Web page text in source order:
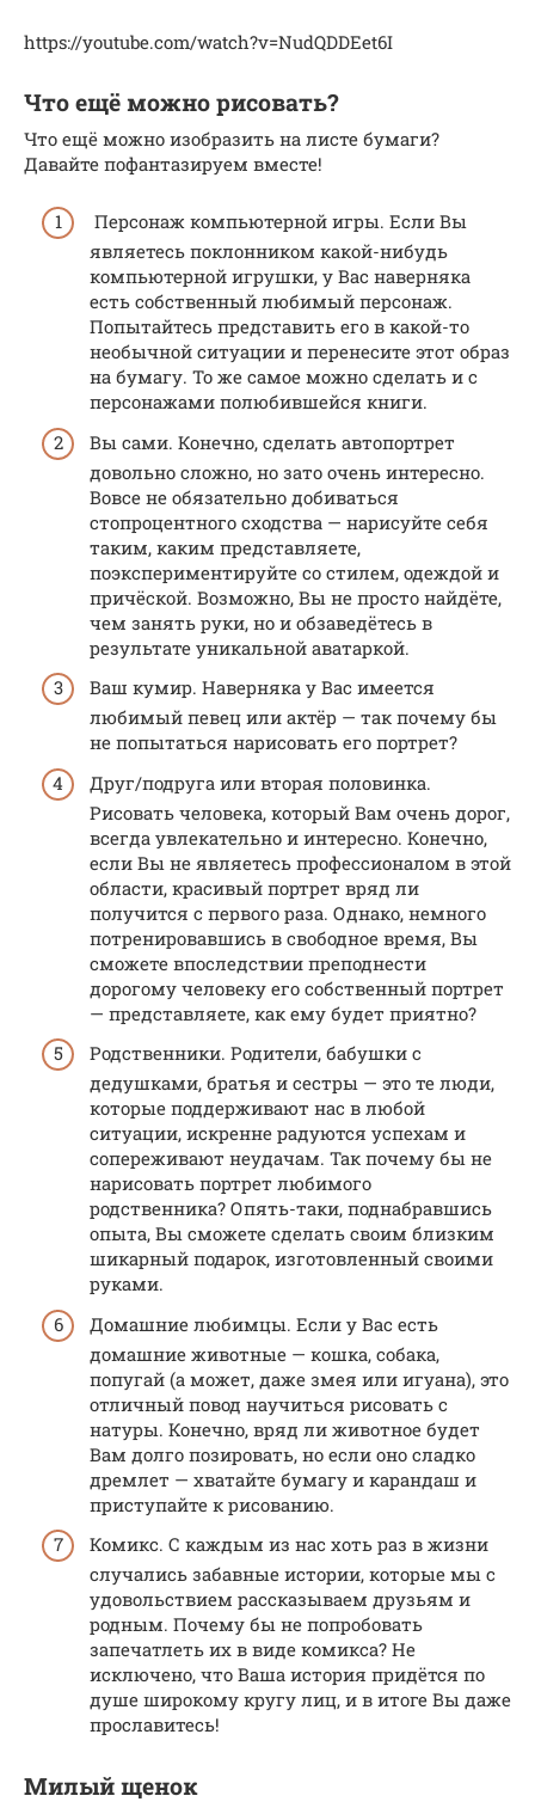
https://youtube.com/watch?v=NudQDDEet6I
Что ещё можно рисовать?
Что ещё можно изобразить на листе бумаги?
Давайте пофантазируем вместе!
Персонаж компьютерной игры. Если Вы
являетесь поклонником какой-нибудь
компьютерной игрушки, у Вас наверняка
есть собственный любимый персонаж.
Попытайтесь представить его в какой-то
необычной ситуации и перенесите этот образ
на бумагу. То же самое можно сделать и с
персонажами полюбившейся книги.
Вы сами. Конечно, сделать автопортрет
довольно сложно, но зато очень интересно.
Вовсе не обязательно добиваться
стопроцентного сходства — нарисуйте себя
таким, каким представляете,
поэкспериментируйте со стилем, одеждой и
причёской. Возможно, Вы не просто найдёте,
чем занять руки, но и обзаведётесь в
результате уникальной аватаркой.
Ваш кумир. Наверняка у Вас имеется
любимый певец или актёр — так почему бы
не попытаться нарисовать его портрет?
Друг/подруга или вторая половинка.
Рисовать человека, который Вам очень дорог,
всегда увлекательно и интересно. Конечно,
если Вы не являетесь профессионалом в этой
области, красивый портрет вряд ли
получится с первого раза. Однако, немного
потренировавшись в свободное время, Вы
сможете впоследствии преподнести
дорогому человеку его собственный портрет
— представляете, как ему будет приятно?
Родственники. Родители, бабушки с
дедушками, братья и сестры — это те люди,
которые поддерживают нас в любой
ситуации, искренне радуются успехам и
сопереживают неудачам. Так почему бы не
нарисовать портрет любимого
родственника? Опять-таки, поднабравшись
опыта, Вы сможете сделать своим близким
шикарный подарок, изготовленный своими
руками.
Домашние любимцы. Если у Вас есть
домашние животные — кошка, собака,
попугай (а может, даже змея или игуана), это
отличный повод научиться рисовать с
натуры. Конечно, вряд ли животное будет
Вам долго позировать, но если оно сладко
дремлет — хватайте бумагу и карандаш и
приступайте к рисованию.
Комикс. С каждым из нас хоть раз в жизни
случались забавные истории, которые мы с
удовольствием рассказываем друзьям и
родным. Почему бы не попробовать
запечатлеть их в виде комикса? Не
исключено, что Ваша история придётся по
душе широкому кругу лиц, и в итоге Вы даже
прославитесь!
Милый щенок